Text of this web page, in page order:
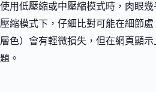
使用低壓縮或中壓縮模式時，肉眼
壓縮模式下，仔細比對可能在細節
層色）會有輕微損失，但在網頁顯
題。